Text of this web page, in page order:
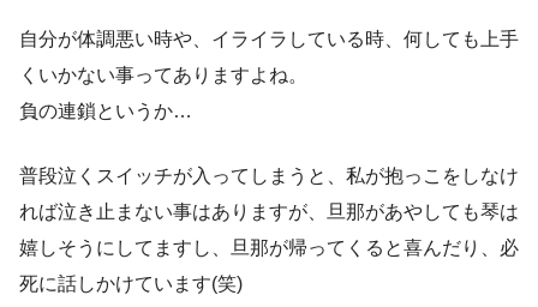
自分が体調悪い時や、イライラしている時、何しても上手
くいかない事ってありますよね。
負の連鎖というか…
普段泣くスイッチが入ってしまうと、私が抱っこをしなけ
れば泣き止まない事はありますが、旦那があやしても琴は
嬉しそうにしてますし、旦那が帰ってくると喜んだり、必
死に話しかけています(笑)